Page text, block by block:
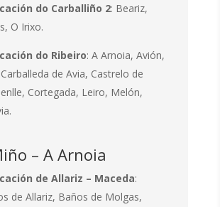
do Carballiño 2: Beariz,
O Irixo.
do Ribeiro: A Arnoia, Avión,
de Avia, Castrelo de
Cortegada, Leiro, Melón,
– A Arnoia
de Allariz – Maceda:
de Allariz, Baños de Molgas,